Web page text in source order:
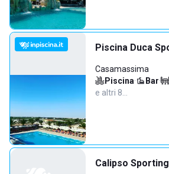
Piscina Duca
Casamassima
Piscina· Bar·
e altri 8…
Calipso